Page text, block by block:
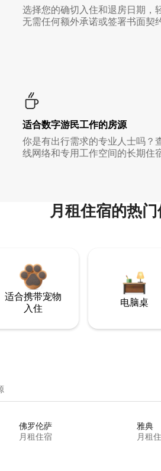
选择您的确切入住和退房日期，
无需任何额外承诺或签署书面契
适合数字游民工作的房源
你是有出行需求的专业人士吗？
线网络和专用工作空间的长期住
月租住宿的热
适合携带宠物
入住
电脑桌
佛罗伦萨
月租住宿
雅典
月租